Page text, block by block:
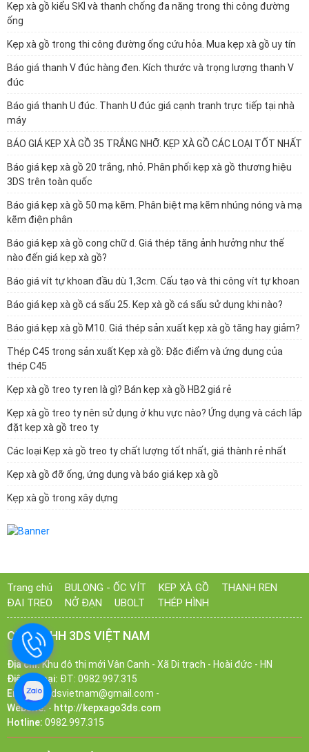
Kẹp xà gồ kiểu SKI và thanh chống đa năng trong thi công đường
ống
Kẹp xà gồ trong thi công đường ống cứu hỏa. Mua kẹp xà gồ uy tín
Báo giá thanh V đúc hàng đen. Kích thước và trọng lượng thanh V
đúc
Báo giá thanh U đúc. Thanh U đúc giá cạnh tranh trực tiếp tại nhà
máy
BÁO GIÁ KẸP XÀ GỒ 35 TRẮNG NHỠ. KẸP XÀ GỒ CÁC LOẠI TỐT NHẤT
Báo giá kẹp xà gồ 20 trắng, nhỏ. Phân phối kẹp xà gồ thương hiệu
3DS trên toàn quốc
Báo giá kẹp xà gồ 50 mạ kẽm. Phân biệt mạ kẽm nhúng nóng và mạ
kẽm điện phân
Báo giá kẹp xà gồ cong chữ d. Giá thép tăng ảnh hưởng như thế
nào đến giá kẹp xà gồ?
Báo giá vít tự khoan đầu dù 1,3cm. Cấu tạo và thi công vít tự khoan
Báo giá kẹp xà gồ cá sấu 25. Kẹp xà gồ cá sấu sử dụng khi nào?
Báo giá kẹp xà gồ M10. Giá thép sản xuất kẹp xà gồ tăng hay giảm?
Thép C45 trong sản xuất Kẹp xà gồ: Đặc điểm và ứng dụng của
thép C45
Kẹp xà gồ treo ty ren là gì? Bán kẹp xà gồ HB2 giá rẻ
Kẹp xà gồ treo ty nên sử dụng ở khu vực nào? Ứng dụng và cách lắp
đặt kẹp xà gồ treo ty
Các loại Kẹp xà gồ treo ty chất lượng tốt nhất, giá thành rẻ nhất
Kẹp xà gồ đỡ ống, ứng dụng và báo giá kẹp xà gồ
Kẹp xà gồ trong xây dựng
Trang chủ BULONG - ỐC VÍT KẸP XÀ GỒ
THANH REN
ĐAI TREO
NỞ ĐẠN UBOLT THÉP HÌNH
CTY TNHH 3DS VIỆT NAM
Địa chỉ:Khu đô thị mới Vân Canh - Xã Di trạch - Hoài đức - HN
Điện Thoại: ĐT: 0982.997.315
Email:ct3dsvietnam@gmail.com -
Website:- http://kepxago3ds.com
Hotline: 0982.997.315